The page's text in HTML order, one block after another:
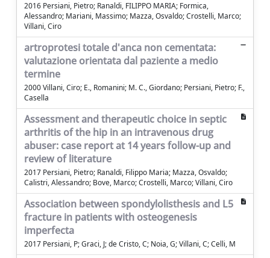
2016 Persiani, Pietro; Ranaldi, FILIPPO MARIA; Formica,
Alessandro; Mariani, Massimo; Mazza, Osvaldo; Crostelli, Marco;
Villani, Ciro
artroprotesi totale d'anca non cementata:
valutazione orientata dal paziente a medio
termine
2000 Villani, Ciro; E., Romanini; M. C., Giordano; Persiani, Pietro; F.,
Casella
Assessment and therapeutic choice in septic
arthritis of the hip in an intravenous drug
abuser: case report at 14 years follow-up and
review of literature
2017 Persiani, Pietro; Ranaldi, Filippo Maria; Mazza, Osvaldo;
Calistri, Alessandro; Bove, Marco; Crostelli, Marco; Villani, Ciro
Association between spondylolisthesis and L5
fracture in patients with osteogenesis
imperfecta
2017 Persiani, P; Graci, J; de Cristo, C; Noia, G; Villani, C; Celli, M